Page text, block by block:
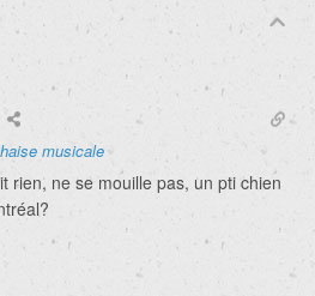
musicale
rien, ne se mouille pas, un pti chien